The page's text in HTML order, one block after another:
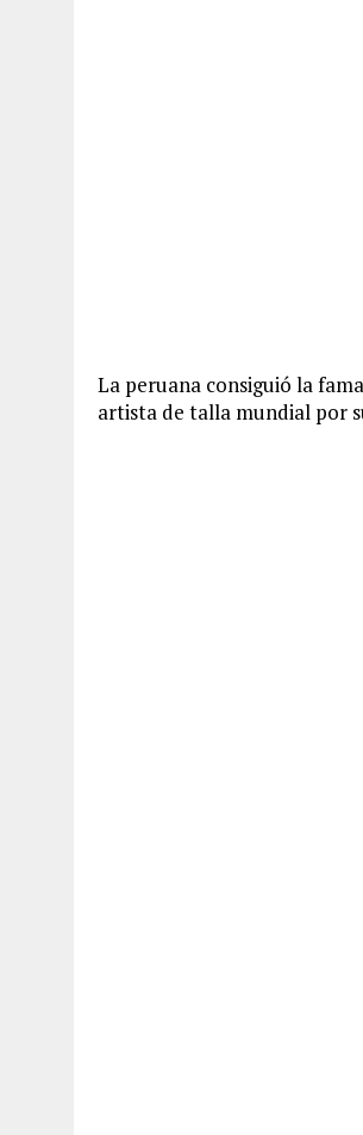
La peruana consiguió la
artista de talla mundial por